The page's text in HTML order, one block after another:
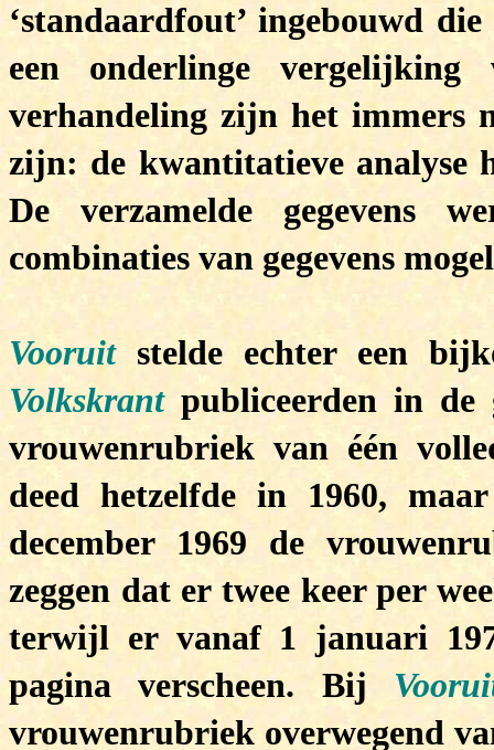
‘standaardfout’ ingebouwd
een onderlinge
verhandeling zijn het immers
zijn: de kwantitatieve analyse
De verzamelde gegevens
combinaties van gegevens
Vooruitstelde echter een
Volkskrantpubliceerden in de
vrouwenrubriek van één
deed hetzelfde in 1960,
december 1969 de
zeggen dat er twee keer per
terwijl er vanaf 1 januari
pagina verscheen. Bij
vrouwenrubriek overwegend